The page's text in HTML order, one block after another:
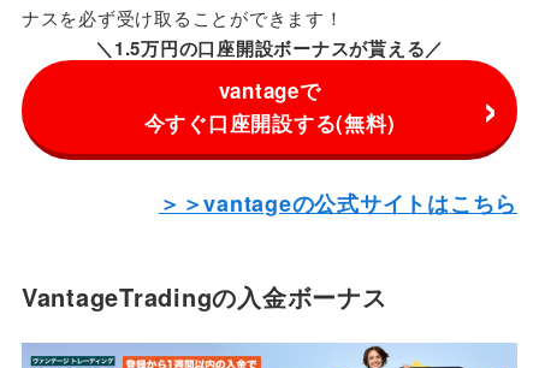
ナスを必ず受け取ることができます！
＼1.5万円の口座開設ボーナスが貰える／
vantageで
今すぐ口座開設する(無料)
＞＞vantageの公式サイトはこちら
VantageTradingの入金ボーナス